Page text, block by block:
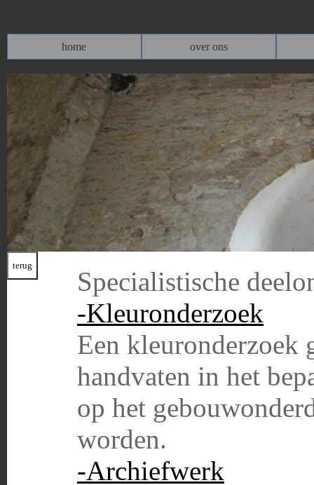
home over ons
Specialistische
-Kleuronderzoek
Een kleuronderzoek
handvaten in het
op het
worden.
-Archiefwerk